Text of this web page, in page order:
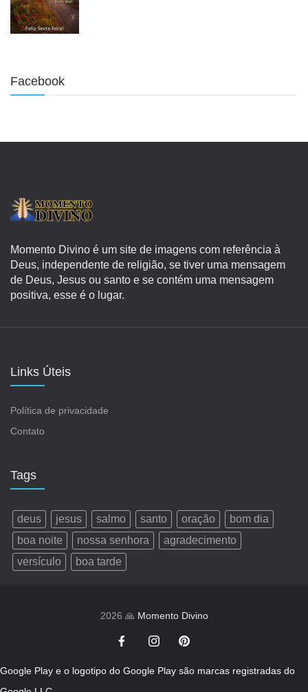
Facebook
Momento Divino é um site de imagens com referência à
Deus, independente de religião, se tiver uma mensagem
de Deus, Jesus ou santo e se contém uma mensagem
positiva, esse é o lugar.
Links Úteis
Política de privacidade
Contato
Tags
deus jesus salmo santo oração
bom dia
boa noite
nossa senhora
agradecimento
versículo
boa tarde
2026 🙏 Momento Divino
Google Play e o logotipo do Google Play são marcas registradas do